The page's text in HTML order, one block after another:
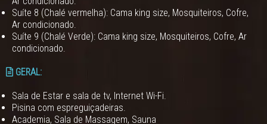
Suíte 8 (Chalé vermelha): Cama king size, Mosquiteiros, Cofre,
Ar condicionado.
Suíte 9 (Chalé Verde): Cama king size, Mosquiteiros, Cofre, Ar
condicionado.
GERAL:
Sala de Estar e sala de tv, Internet Wi-Fi.
Pisina com espreguiçadeiras.
Academia, Sala de Massagem, Sauna